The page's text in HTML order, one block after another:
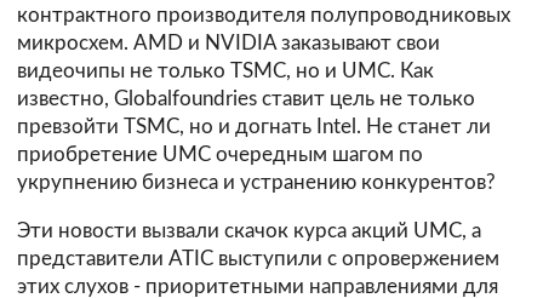
контрактного производителя полупроводниковых
микросхем. AMD и NVIDIA заказывают свои
видеочипы не только TSMC, но и UMC. Как
известно, Globalfoundries ставит цель не только
превзойти TSMC, но и догнать Intel. Не станет ли
приобретение UMC очередным шагом по
укрупнению бизнеса и устранению конкурентов?
Эти новости вызвали скачок курса акций UMC, а
представители ATIC выступили с опровержением
этих слухов - приоритетными направлениями для